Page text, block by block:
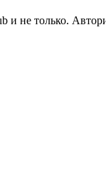
не только.